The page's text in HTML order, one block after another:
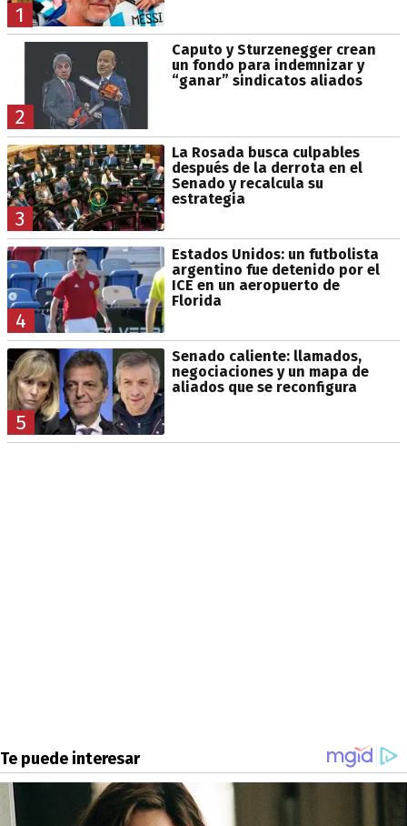
1
2
Caputo y Sturzenegger crean
un fondo para indemnizar y
“ganar” sindicatos aliados
3
La Rosada busca culpables
después de la derrota en el
Senado y recalcula su
estrategia
4
Estados Unidos: un futbolista
argentino fue detenido por el
ICE en un aeropuerto de
Florida
5
Senado caliente: llamados,
negociaciones y un mapa de
aliados que se reconfigura